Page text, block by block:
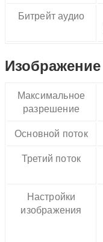
Битрейт аудио
Изображение
Максимальное
разрешение
Основной поток
Третий поток
Настройки
изображения